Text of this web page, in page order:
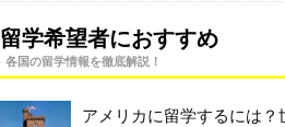
留学希望者におすすめ
各国の留学情報を徹底解説！
アメリカに留学するには？